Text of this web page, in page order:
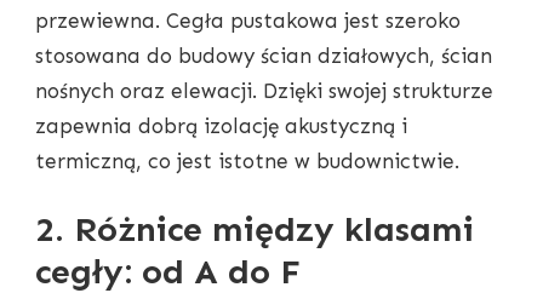
przewiewna. Cegła pustakowa jest szeroko
stosowana do budowy ścian działowych, ścian
nośnych oraz elewacji. Dzięki swojej strukturze
zapewnia dobrą izolację akustyczną i
termiczną, co jest istotne w budownictwie.
2. Różnice między klasami
cegły: od A do F